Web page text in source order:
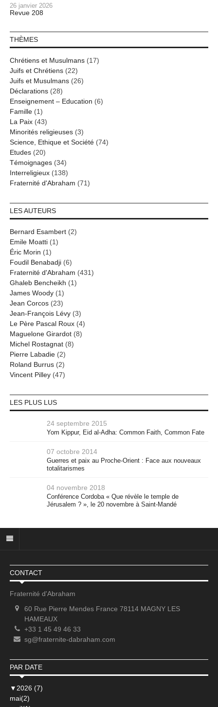
26 janvier 2026
Revue 208
THÈMES
Chrétiens et Musulmans (17)
Juifs et Chrétiens (22)
Juifs et Musulmans (26)
Déclarations (28)
Enseignement – Education (6)
Famille (1)
La Paix (43)
Minorités religieuses (3)
Science, Ethique et Société (74)
Etudes (20)
Témoignages (34)
Interreligieux (138)
Fraternité d'Abraham (71)
LES AUTEURS
Bernard Esambert (2)
Emile Moatti (1)
Éric Morin (1)
Foudil Benabadji (6)
Fraternité d'Abraham (431)
Ghaleb Bencheikh (1)
James Woody (1)
Jean Corcos (23)
Jean-François Lévy (3)
Le Père Pascal Roux (4)
Maguelone Girardot (8)
Michel Rostagnat (8)
Pierre Labadie (2)
Roland Burrus (2)
Vincent Pilley (47)
LES PLUS LUS
24 septembre 2015
Yom Kippur, Eid al-Adha: Common Faith, Common Fate
07 octobre 2014
Guerres et paix au Proche-Orient : Face aux nouveaux
totalitarismes
04 novembre 2018
Conférence Cordoba « Que révèle le temple de
Jérusalem ? », le 20 novembre à Saint-Mandé
CONTACT
Fraternité d'Abraham
60 Rue Pierre Mendes France 78114 MAGNY LES
HAMEAUX
+33 1 45 49 46 33
sg@fraternite-dabraham.com
PAR DATE
▼ 2026 (7)
mai(2)